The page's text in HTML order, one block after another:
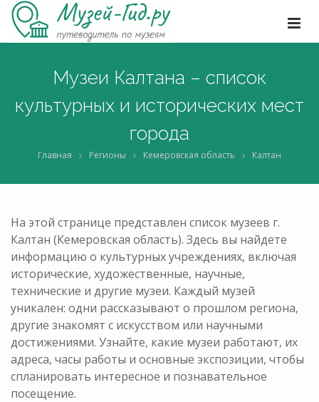
Музеи Калтана – список
культурных и исторических мест
города
Главная Регионы Кемеровская область Калтан
На этой странице представлен список музеев г.
Калтан (Кемеровская область). Здесь вы найдете
информацию о культурных учреждениях, включая
исторические, художественные, научные,
технические и другие музеи. Каждый музей
уникален: одни рассказывают о прошлом региона,
другие знакомят с искусством или научными
достижениями. Узнайте, какие музеи работают, их
адреса, часы работы и основные экспозиции, чтобы
спланировать интересное и познавательное
посещение.